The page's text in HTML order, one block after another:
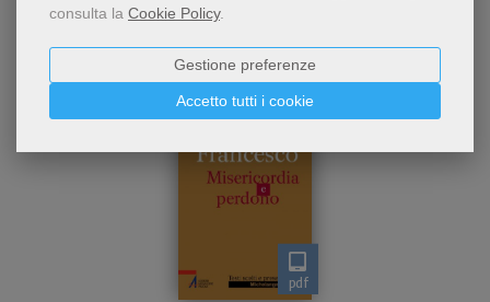
consulta la Cookie Policy.
Accetto tutti i cookie
Gestione preferenze
pdf